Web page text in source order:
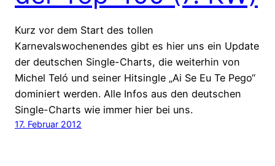
Kurz vor dem Start des tollen
Karnevalswochenendes gibt es hier uns ein Update
der deutschen Single-Charts, die weiterhin von
Michel Teló und seiner Hitsingle „Ai Se Eu Te Pego“
dominiert werden. Alle Infos aus den deutschen
Single-Charts wie immer hier bei uns.
17. Februar 2012